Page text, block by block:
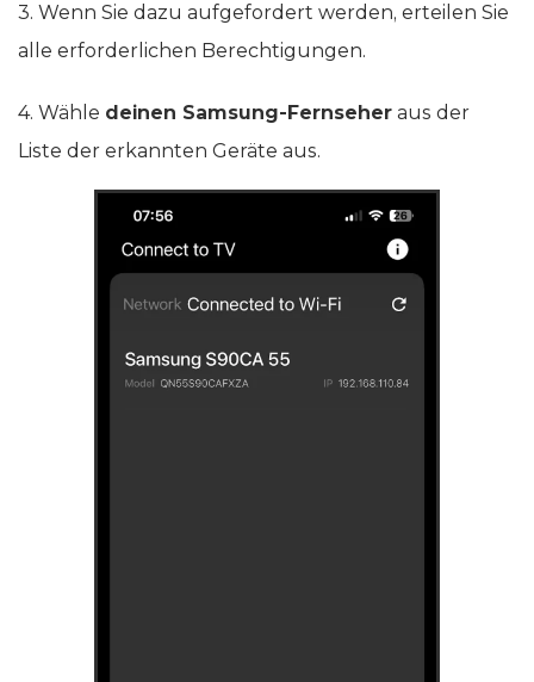
3. Wenn Sie dazu aufgefordert werden, erteilen Sie
alle erforderlichen Berechtigungen.
4. Wähle deinen Samsung-Fernseher aus der
Liste der erkannten Geräte aus.